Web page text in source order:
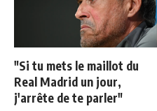
"Si tu mets le maillot du
Real Madrid un jour,
j'arrête de te parler"